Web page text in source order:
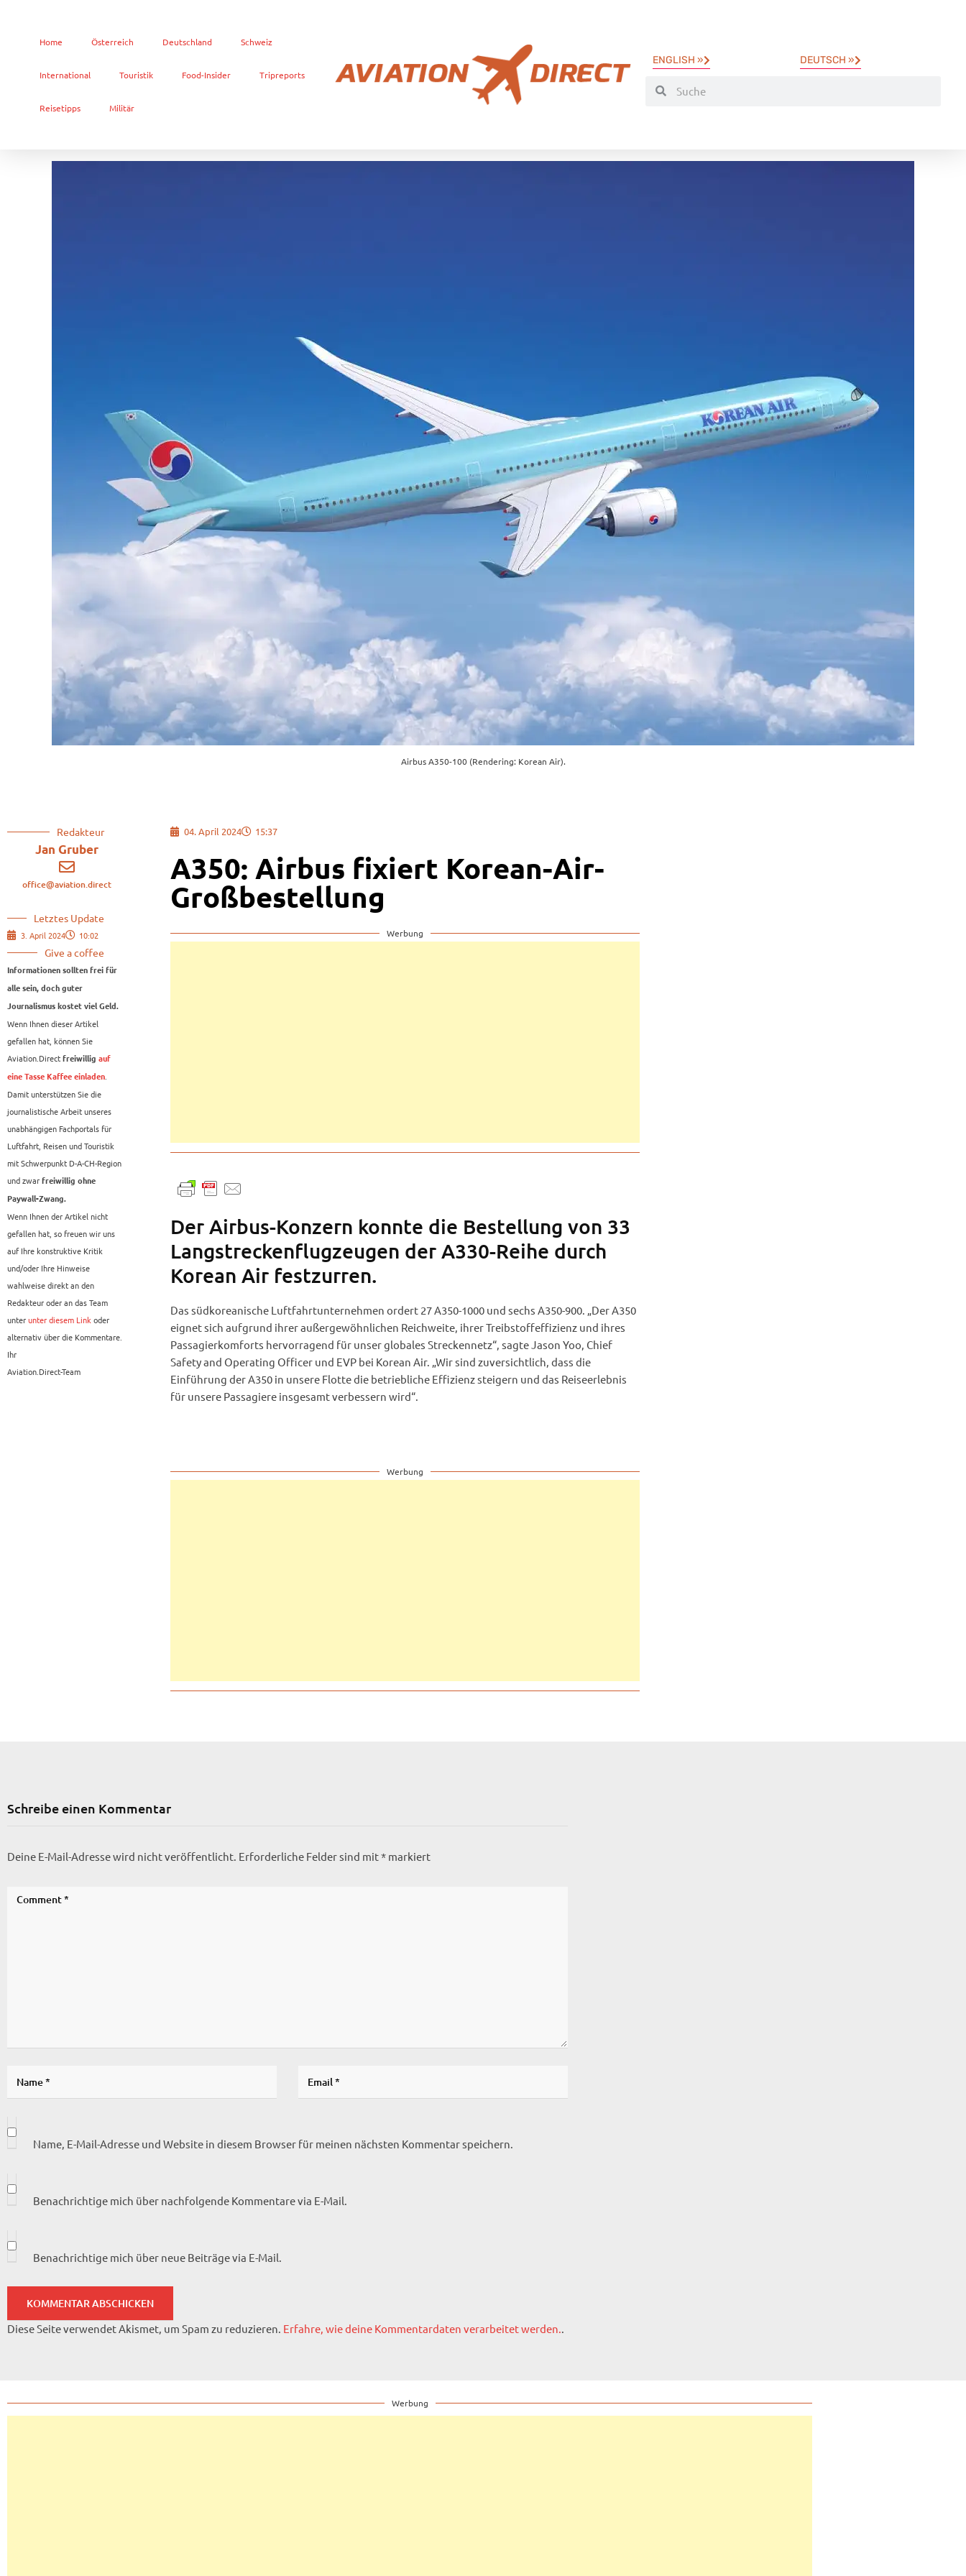
Home Österreich Deutschland Schweiz
International Touristik Food-Insider Tripreports
Reisetipps Militär
ENGLISH » DEUTSCH »
Airbus A350-100 (Rendering: Korean Air).
Redakteur
Jan Gruber
office@aviation.direct
Letztes Update
3. April 2024 10:02
Give a coffee
Informationen sollten frei für
alle sein, doch guter
Journalismus kostet viel Geld.
Wenn Ihnen dieser Artikel
gefallen hat, können Sie
Aviation.Direct freiwillig auf
eine Tasse Kaffee einladen.
Damit unterstützen Sie die
journalistische Arbeit unseres
unabhängigen Fachportals für
Luftfahrt, Reisen und Touristik
mit Schwerpunkt D-A-CH-Region
und zwar freiwillig ohne
Paywall-Zwang.
Wenn Ihnen der Artikel nicht
gefallen hat, so freuen wir uns
auf Ihre konstruktive Kritik
und/oder Ihre Hinweise
wahlweise direkt an den
Redakteur oder an das Team
unterunter diesem Linkoder
alternativ über die Kommentare.
Ihr
Aviation.Direct-Team
04. April 2024 15:37
A350: Airbus fixiert Korean-Air-
Großbestellung
Werbung
Der Airbus-Konzern konnte die Bestellung von 33
Langstreckenflugzeugen der A330-Reihe durch
Korean Air festzurren.
Das südkoreanische Luftfahrtunternehmen ordert 27 A350-1000 und sechs A350-900. „Der A350
eignet sich aufgrund ihrer außergewöhnlichen Reichweite, ihrer Treibstoffeffizienz und ihres
Passagierkomforts hervorragend für unser globales Streckennetz“, sagte Jason Yoo, Chief
Safety and Operating Officer und EVP bei Korean Air. „Wir sind zuversichtlich, dass die
Einführung der A350 in unsere Flotte die betriebliche Effizienz steigern und das Reiseerlebnis
für unsere Passagiere insgesamt verbessern wird“.
Werbung
Schreibe einen Kommentar
Deine E-Mail-Adresse wird nicht veröffentlicht. Erforderliche Felder sind mit* markiert
Name, E-Mail-Adresse und Website in diesem Browser für meinen nächsten Kommentar speichern.
Benachrichtige mich über nachfolgende Kommentare via E-Mail.
Benachrichtige mich über neue Beiträge via E-Mail.
Diese Seite verwendet Akismet, um Spam zu reduzieren. Erfahre, wie deine Kommentardaten verarbeitet werden..
Werbung